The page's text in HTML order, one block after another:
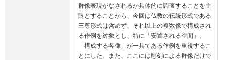
群像表現がなされるか具体的に調査することを主
眼とすることから、今回は仏教の伝統形式である
三尊形式は含めず、それ以上の複数像で構成され
る作例を対象とし、特に「安置される空間」、
「構成する各像」が一具である作例を重視するこ
とにした。また、ここには彫刻による群像だけで